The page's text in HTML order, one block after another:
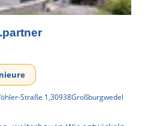
Straße 1,30938Großburgwedel